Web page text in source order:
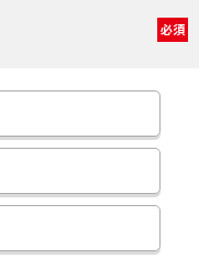
必須